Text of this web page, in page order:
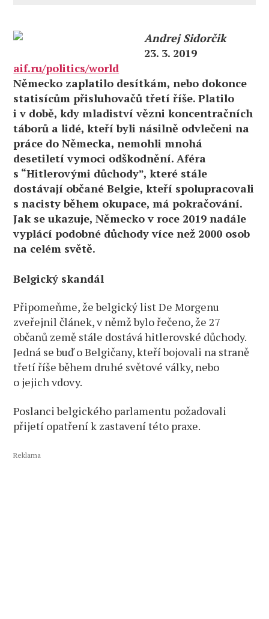
Andrej Sidorčik
23. 3. 2019
aif.ru/politics/world
Německo zaplatilo desítkám, nebo dokonce
statisícům přisluhovačů třetí říše. Platilo
i v době, kdy mladiství vězni koncentračních
táborů a lidé, kteří byli násilně odvlečeni na
práce do Německa, nemohli mnohá
desetiletí vymoci odškodnění. Aféra
s “Hitlerovými důchody”, které stále
dostávají občané Belgie, kteří spolupracovali
s nacisty během okupace, má pokračování.
Jak se ukazuje, Německo v roce 2019 nadále
vyplácí podobné důchody více než 2000 osob
na celém světě.
Belgický skandál
Připomeňme, že belgický list De Morgenu
zveřejnil článek, v němž bylo řečeno, že 27
občanů země stále dostává hitlerovské důchody.
Jedná se buď o Belgičany, kteří bojovali na straně
třetí říše během druhé světové války, nebo
o jejich vdovy.
Poslanci belgického parlamentu požadovali
přijetí opatření k zastavení této praxe.
Reklama